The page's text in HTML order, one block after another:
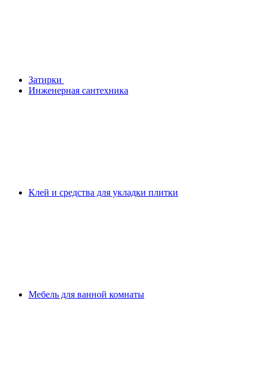
Затирки
Инженерная сантехника
Клей и средства для укладки плитки
Мебель для ванной комнаты